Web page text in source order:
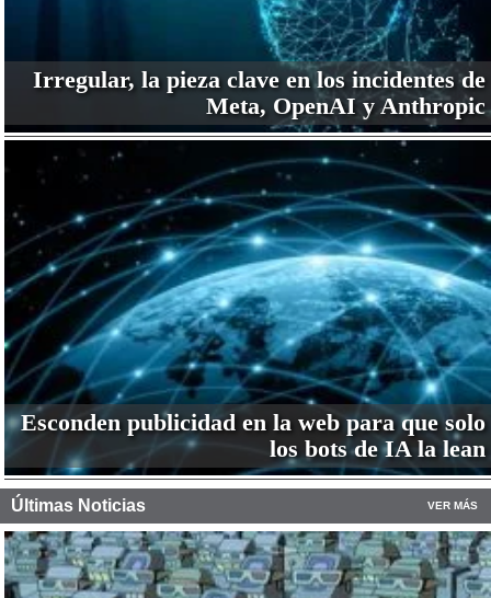
Irregular, la pieza clave en los incidentes de
Meta, OpenAI y Anthropic
Esconden publicidad en la web para que solo
los bots de IA la lean
Últimas Noticias VER MÁS